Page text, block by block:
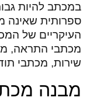
במכתב להיות
ספרותית שאינה
העיקריים של
מכתבי התראה,
שירות, מכתבי
מבנה